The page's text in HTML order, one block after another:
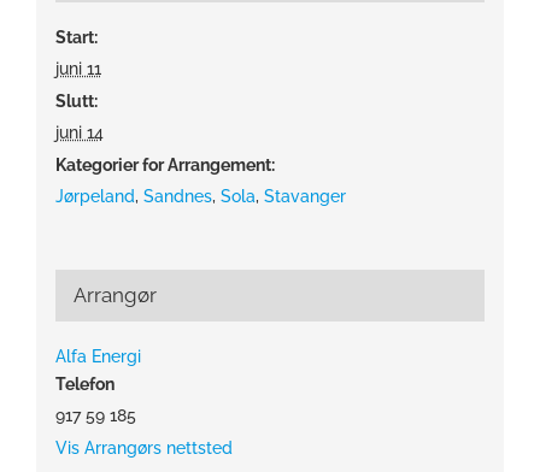
Start:
juni 11
Slutt:
juni 14
Kategorier for Arrangement:
Jørpeland, Sandnes, Sola, Stavanger
Arrangør
Alfa Energi
Telefon
917 59 185
Vis Arrangørs nettsted